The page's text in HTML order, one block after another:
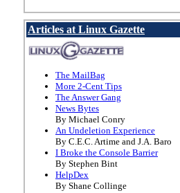
Articles at Linux Gazette
The MailBag
More 2-Cent Tips
The Answer Gang
News Bytes
By Michael Conry
An Undeletion Experience
By C.E.C. Artime and J.A. Baro
I Broke the Console Barrier
By Stephen Bint
HelpDex
By Shane Collinge